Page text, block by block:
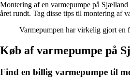
Montering af en varmepumpe på
året rundt. Tag disse tips til montering af
Varmepumpen har virkelig gjort en
Køb af varmepumpe på
Find en billig varmepumpe til